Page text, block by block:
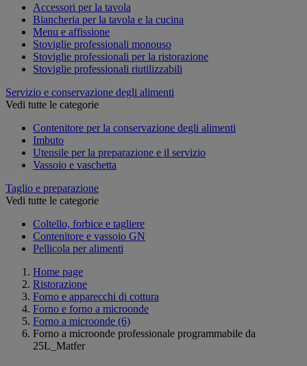
Accessori per la tavola
Biancheria per la tavola e la cucina
Menu e affissione
Stoviglie professionali monouso
Stoviglie professionali per la ristorazione
Stoviglie professionali riutilizzabili
Servizio e conservazione degli alimenti
Vedi tutte le categorie
Contenitore per la conservazione degli alimenti
Imbuto
Utensile per la preparazione e il servizio
Vassoio e vaschetta
Taglio e preparazione
Vedi tutte le categorie
Coltello, forbice e tagliere
Contenitore e vassoio GN
Pellicola per alimenti
Home page
Ristorazione
Forno e apparecchi di cottura
Forno e forno a microonde
Forno a microonde (6)
Forno a microonde professionale programmabile da
25L_Matfer